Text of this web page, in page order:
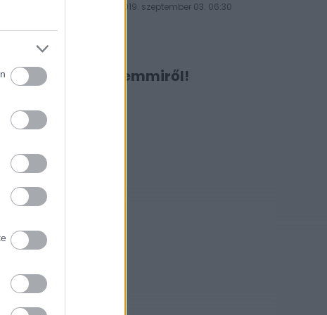
2019. szeptember 03. 06:30
Ne maradj le semmiről!